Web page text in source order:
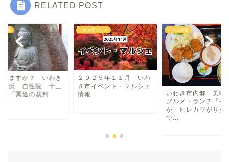
RELATED POST
情報
てますか？ いわき
名浜 自性院 十三
来「冥途の裁判
いわき市グルメ
２０２５年１１月 いわ
き市イベント・マルシェ
情報
いわき情報
いわき市内郷 美味
グルメ・ランチ「ゆ
か」ヒレカツがサク
で...
マルシェ・キッチンカー
わらしべ長者
地域・場所
平・小川・四倉方面